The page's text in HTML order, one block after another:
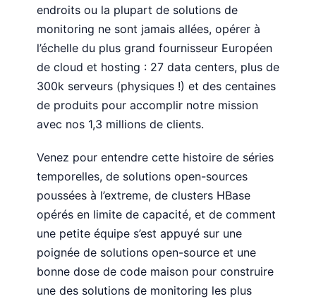
endroits ou la plupart de solutions de
monitoring ne sont jamais allées, opérer à
l’échelle du plus grand fournisseur Européen
de cloud et hosting : 27 data centers, plus de
300k serveurs (physiques !) et des centaines
de produits pour accomplir notre mission
avec nos 1,3 millions de clients.
Venez pour entendre cette histoire de séries
temporelles, de solutions open-sources
poussées à l’extreme, de clusters HBase
opérés en limite de capacité, et de comment
une petite équipe s’est appuyé sur une
poignée de solutions open-source et une
bonne dose de code maison pour construire
une des solutions de monitoring les plus